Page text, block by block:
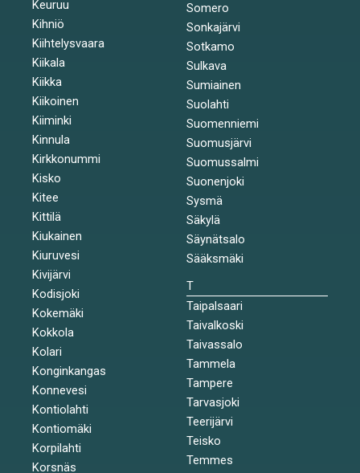
Keuruu
Kihniö
Kiihtelysvaara
Kiikala
Kiikka
Kiikoinen
Kiiminki
Kinnula
Kirkkonummi
Kisko
Kitee
Kittilä
Kiukainen
Kiuruvesi
Kivijärvi
Kodisjoki
Kokemäki
Kokkola
Kolari
Konginkangas
Konnevesi
Kontiolahti
Kontiomäki
Korpilahti
Korsnäs
Somero
Sonkajärvi
Sotkamo
Sulkava
Sumiainen
Suolahti
Suomenniemi
Suomusjärvi
Suomussalmi
Suonenjoki
Sysmä
Säkylä
Säynätsalo
Sääksmäki
T
Taipalsaari
Taivalkoski
Taivassalo
Tammela
Tampere
Tarvasjoki
Teerijärvi
Teisko
Temmes